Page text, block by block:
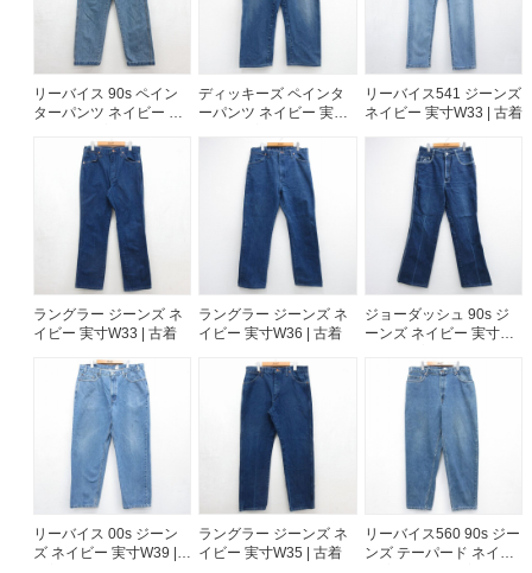
リーバイス 90s ペイン
ターパンツ ネイビー 実
ディッキーズ ペインタ
ーパンツ ネイビー 実寸
リーバイス541 ジーンズ
ネイビー 実寸W33 | 古着
ラングラー ジーンズ ネ
イビー 実寸W33 | 古着
ラングラー ジーンズ ネ
イビー 実寸W36 | 古着
ジョーダッシュ 90s ジ
ーンズ ネイビー 実寸
リーバイス 00s ジーン
ズ ネイビー 実寸W39 |
ラングラー ジーンズ ネ
イビー 実寸W35 | 古着
リーバイス560 90s ジー
ンズ テーパード ネイビ